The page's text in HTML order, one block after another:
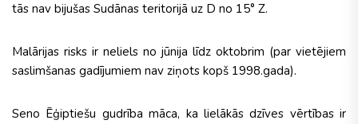
tās nav bijušas Sudānas teritorijā uz D no 15° Z.
Malārijas risks ir neliels no jūnija līdz oktobrim (par vietējiem
saslimšanas gadījumiem nav ziņots kopš 1998.gada).
Seno Ēģiptiešu gudrība māca, ka lielākās dzīves vērtības ir